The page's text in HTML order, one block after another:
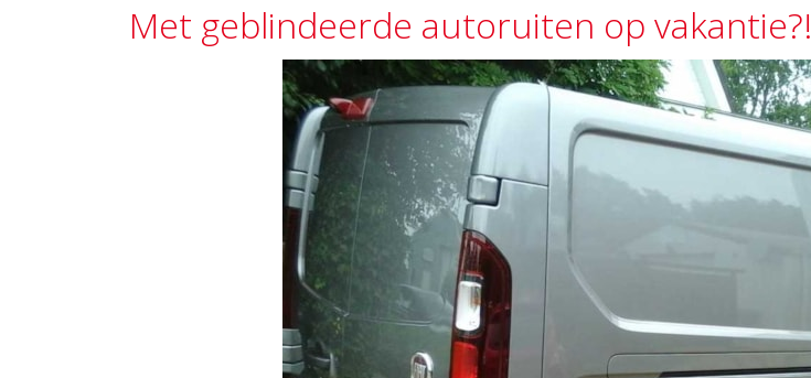
Met geblindeerde autoruiten op vakantie?!